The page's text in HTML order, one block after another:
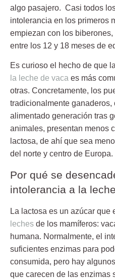
algo pasajero. Casi todos
intolerancia en los primeros
empiezan con los
entre los 12 y 18 meses de
Es curioso el hecho de que la
la leche de vaca es más
otras. Concretamente, los
tradicionalmente ganaderos,
alimentado generación tras
animales, presentan menos
lactosa, de ahí que sea
del norte y centro de Europa.
Por qué se
intolerancia a la
La lactosa es un azúcar que
leches de los mamíferos:
humana. Normalmente, el
suficientes enzimas para
consumida, pero hay
que carecen de las enzimas